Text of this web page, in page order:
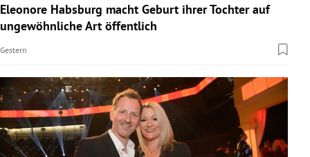
Eleonore Habsburg macht Geburt ihrer Tochter auf
ungewöhnliche Art öffentlich
Gestern